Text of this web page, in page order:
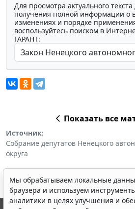
Для просмотра актуального
получения полной информации о
изменениях и порядке
воспользуйтесь поиском в
ГАРАНТ:
Показать все
Источник:
Собрание депутатов Ненецкого
округа
Мы обрабатываем локальные
браузера и используем
аналитики в целях улучшения и